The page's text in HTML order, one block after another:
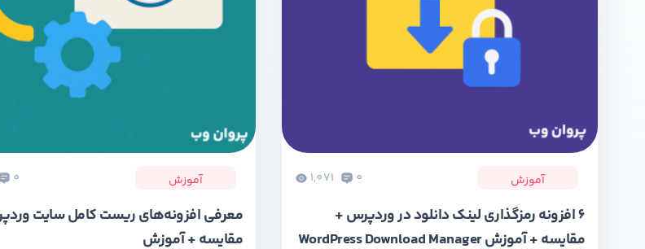
آموزش 0
1,071
6 افزونه‌ رمزگذاری لینک دانلود در وردپرس +
مقایسه + آموزش WordPress Download Manager
آموزش 0
معرفی افزونه‌های ریست کامل سایت
مقایسه + آموزش